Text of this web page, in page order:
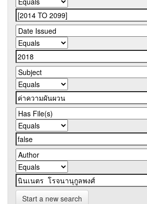
Start a new search